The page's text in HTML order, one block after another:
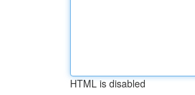
HTML is disabled